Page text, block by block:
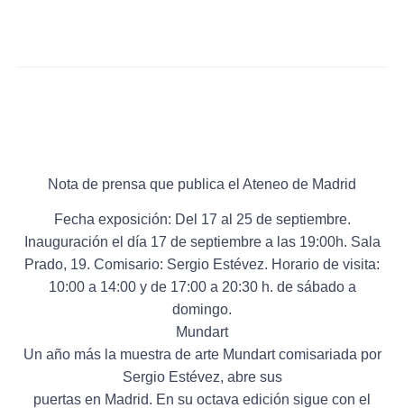
Nota de prensa que publica el Ateneo de Madrid
Fecha exposición: Del 17 al 25 de septiembre.
Inauguración el día 17 de septiembre a las 19:00h. Sala
Prado, 19. Comisario: Sergio Estévez. Horario de visita:
10:00 a 14:00 y de 17:00 a 20:30 h. de sábado a
domingo.
Mundart
Un año más la muestra de arte Mundart comisariada por
Sergio Estévez, abre sus
puertas en Madrid. En su octava edición sigue con el